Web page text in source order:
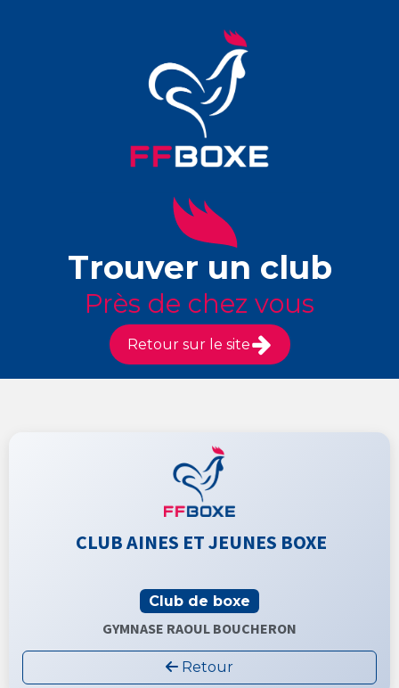
Trouver un club
Près de chez vous
Retour sur le site
CLUB AINES ET JEUNES BOXE
Club de boxe
GYMNASE RAOUL BOUCHERON
Retour